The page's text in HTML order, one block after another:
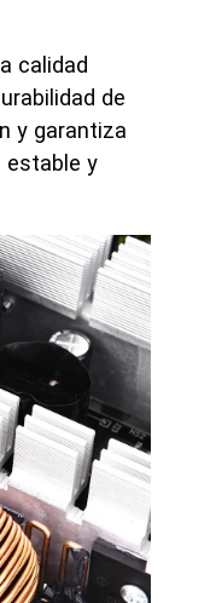
calidad
de
y garantiza
estable y